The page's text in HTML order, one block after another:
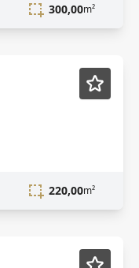
300,00m²
220,00m²
Mobiliado